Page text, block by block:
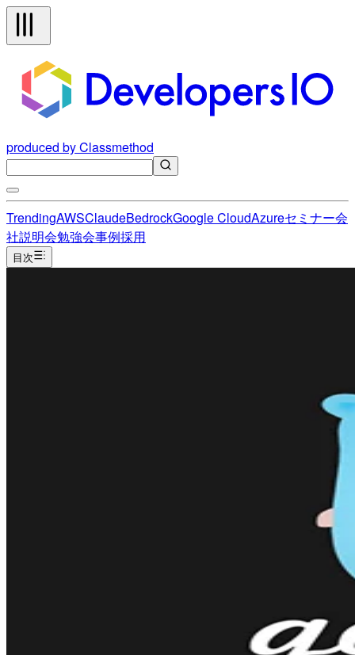
produced by Classmethod
TrendingAWSClaudeBedrockGoogle CloudAzureセミナー会
社説明会勉強会事例採用
目次